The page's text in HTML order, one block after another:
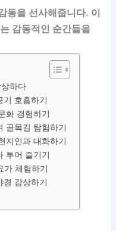
동을 선사해줍니다. 이
감동적인 순간들을
하다
기 호흡하기
화 경험하기
골목길 탐험하기
지인과 대화하기
투어 즐기기
가 체험하기
경 감상하기